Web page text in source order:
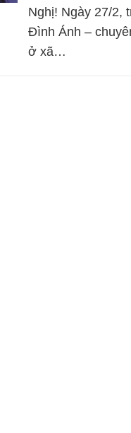
Nghị! Ngày 27/2,
Đình Ánh –
ở xã…